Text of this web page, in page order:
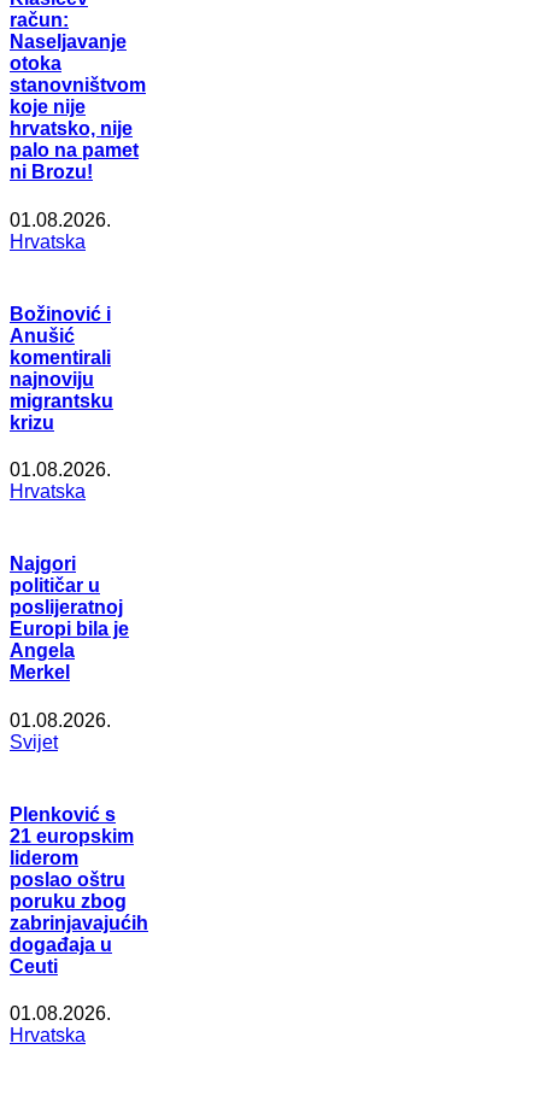
račun:
Naseljavanje
otoka
stanovništvom
koje nije
hrvatsko, nije
palo na pamet
ni Brozu!
01.08.2026.
Hrvatska
Božinović i
Anušić
komentirali
najnoviju
migrantsku
krizu
01.08.2026.
Hrvatska
Najgori
političar u
poslijeratnoj
Europi bila je
Angela
Merkel
01.08.2026.
Svijet
Plenković s
21 europskim
liderom
poslao oštru
poruku zbog
zabrinjavajućih
događaja u
Ceuti
01.08.2026.
Hrvatska